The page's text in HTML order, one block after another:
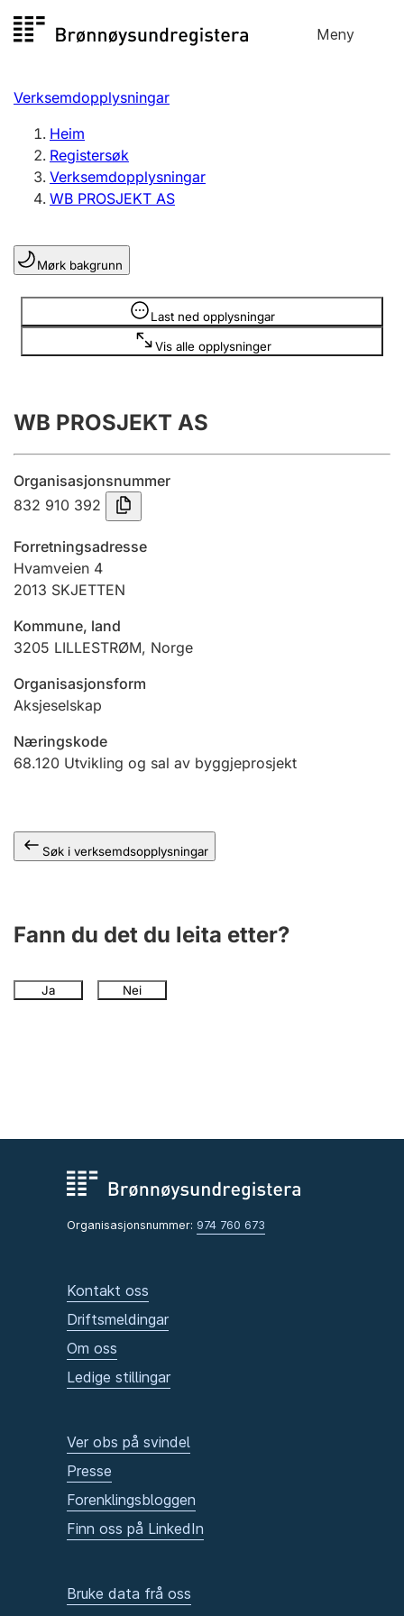
til
Meny
Registersøk
Aksjeselskap
Enkeltpersonføretak
Registrere, endre, slette
Lag og foreining
Registrere, endre, slette
Årsrekneskap
Innsending og forseinkingsgebyr
Tinglysing
Jeger
Ektepaktrettleiaren
Andre tema
Verksemdopplysningar
Heim
Registersøk
Verksemdopplysningar
WB PROSJEKT AS
Mørk bakgrunn
Last ned opplysningar
Vis alle opplysninger
Opplysninger er skjult
WB PROSJEKT AS
Organisasjonsnummer
832 910 392
Forretningsadresse
Hvamveien 4
2013 SKJETTEN
Kommune, land
3205 LILLESTRØM, Norge
Organisasjonsform
Aksjeselskap
Næringskode
68.120 Utvikling og sal av byggjeprosjekt
Søk i verksemdsopplysningar
Fann du det du leita etter?
Ja Nei
Organisasjonsnummer: 974 760 673
Kontakt oss
Driftsmeldingar
Om oss
Ledige stillingar
Ver obs på svindel
Presse
Forenklingsbloggen
Finn oss på LinkedIn
Bruke data frå oss